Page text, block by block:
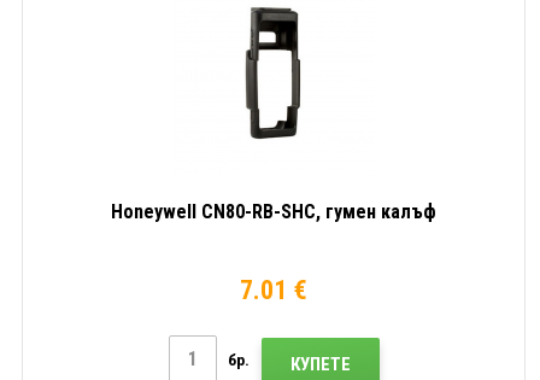
Honeywell CN80-RB-SHC, гумен калъф
7.01 €
бр. КУПЕТЕ